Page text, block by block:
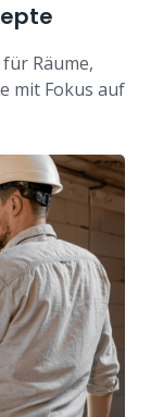
Räume,
mit Fokus auf